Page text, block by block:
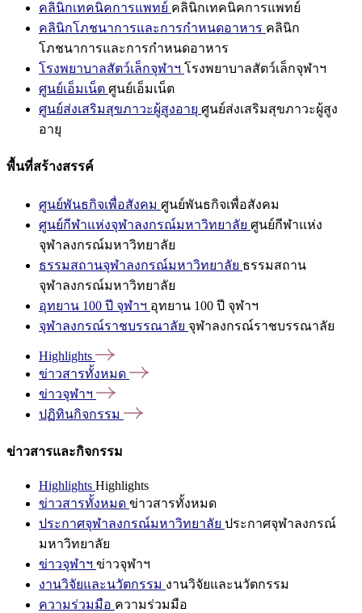
คลินิกเทคนิคการแพทย์ คลินิกเทคนิคการแพทย์
คลินิกโภชนาการและการกำหนดอาหาร คลินิก
โภชนาการและการกำหนดอาหาร
โรงพยาบาลสัตว์เล็กจุฬาฯ โรงพยาบาลสัตว์เล็กจุฬาฯ
ศูนย์เอ็มเน็ต ศูนย์เอ็มเน็ต
ศูนย์ส่งเสริมสุขภาวะผู้สูงอายุ ศูนย์ส่งเสริมสุขภาวะผู้สูง
อายุ
พื้นที่สร้างสรรค์
ศูนย์พันธกิจเพื่อสังคม ศูนย์พันธกิจเพื่อสังคม
ศูนย์กีฬาแห่งจุฬาลงกรณ์มหาวิทยาลัย ศูนย์กีฬาแห่ง
จุฬาลงกรณ์มหาวิทยาลัย
ธรรมสถานจุฬาลงกรณ์มหาวิทยาลัย ธรรมสถาน
จุฬาลงกรณ์มหาวิทยาลัย
อุทยาน 100 ปี จุฬาฯ อุทยาน 100 ปี จุฬาฯ
จุฬาลงกรณ์ราชบรรณาลัย จุฬาลงกรณ์ราชบรรณาลัย
Highlights
ข่าวสารทั้งหมด
ข่าวจุฬาฯ
ปฏิทินกิจกรรม
ข่าวสารและกิจกรรม
Highlights Highlights
ข่าวสารทั้งหมด ข่าวสารทั้งหมด
ประกาศจุฬาลงกรณ์มหาวิทยาลัย ประกาศจุฬาลงกรณ์
มหาวิทยาลัย
ข่าวจุฬาฯ ข่าวจุฬาฯ
งานวิจัยและนวัตกรรม งานวิจัยและนวัตกรรม
ความร่วมมือ ความร่วมมือ